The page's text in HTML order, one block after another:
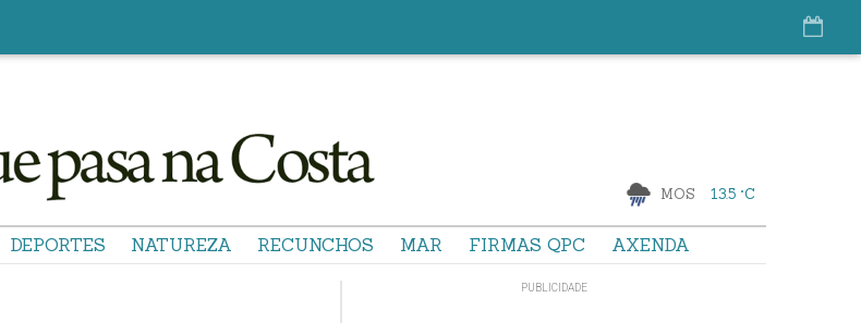
MOS 13.5 °C
DEPORTES NATUREZA RECUNCHOS MAR FIRMAS QPC AXENDA